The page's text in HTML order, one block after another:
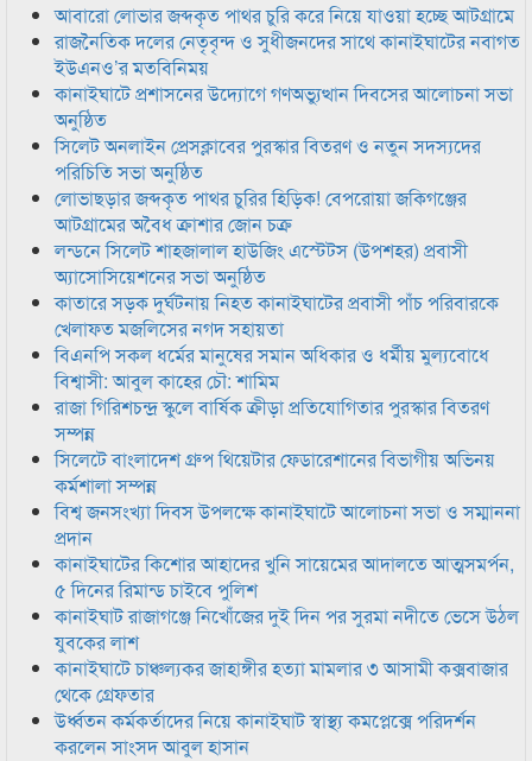
আবারো লোভার জব্দকৃত পাথর চুরি করে নিয়ে যাওয়া হচ্ছে আটগ্রামে
রাজনৈতিক দলের নেতৃবৃন্দ ও সুধীজনদের সাথে কানাইঘাটের নবাগত
ইউএনও’র মতবিনিময়
কানাইঘাটে প্রশাসনের উদ্যোগে গণঅভ্যুত্থান দিবসের আলোচনা সভা
অনুষ্ঠিত
সিলেট অনলাইন প্রেসক্লাবের পুরস্কার বিতরণ ও নতুন সদস্যদের
পরিচিতি সভা অনুষ্ঠিত
লোভাছড়ার জব্দকৃত পাথর চুরির হিড়িক! বেপরোয়া জকিগঞ্জের
আটগ্রামের অবৈধ ক্রাশার জোন চক্র
লন্ডনে সিলেট শাহজালাল হাউজিং এস্টেটস (উপশহর) প্রবাসী
অ্যাসোসিয়েশনের সভা অনুষ্ঠিত
কাতারে সড়ক দুর্ঘটনায় নিহত কানাইঘাটের প্রবাসী পাঁচ পরিবারকে
খেলাফত মজলিসের নগদ সহায়তা
বিএনপি সকল ধর্মের মানুষের সমান অধিকার ও ধর্মীয় মুল্যবোধে
বিশ্বাসী: আবুল কাহের চৌ: শামিম
রাজা গিরিশচন্দ্র স্কুলে বার্ষিক ক্রীড়া প্রতিযোগিতার পুরস্কার বিতরণ
সম্পন্ন
সিলেটে বাংলাদেশ গ্রুপ থিয়েটার ফেডারেশানের বিভাগীয় অভিনয়
কর্মশালা সম্পন্ন
বিশ্ব জনসংখ্যা দিবস উপলক্ষে কানাইঘাটে আলোচনা সভা ও সম্মাননা
প্রদান
কানাইঘাটের কিশোর আহাদের খুনি সায়েমের আদালতে আত্মসমর্পন,
৫ দিনের রিমান্ড চাইবে পুলিশ
কানাইঘাট রাজাগঞ্জে নিখোঁজের দুই দিন পর সুরমা নদীতে ভেসে উঠল
যুবকের লাশ
কানাইঘাটে চাঞ্চল্যকর জাহাঙ্গীর হত্যা মামলার ৩ আসামী কক্সবাজার
থেকে গ্রেফতার
উর্ধ্বতন কর্মকর্তাদের নিয়ে কানাইঘাট স্বাস্থ্য কমপ্লেক্সে পরিদর্শন
করলেন সাংসদ আবুল হাসান